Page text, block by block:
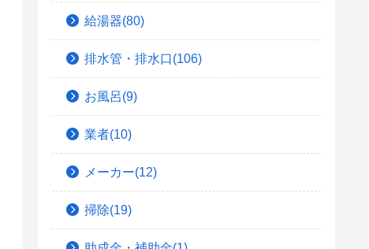
給湯器(80)
排水管・排水口(106)
お風呂(9)
業者(10)
メーカー(12)
掃除(19)